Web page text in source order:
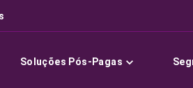
Soluções Pós-Pagas